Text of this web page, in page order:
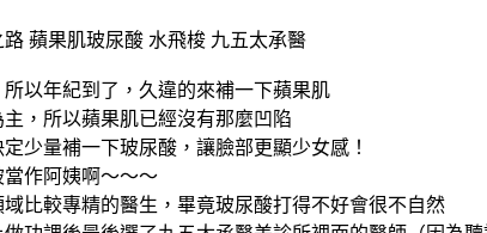
以年紀到了，久違的來補一下蘋果肌
，所以蘋果肌已經沒有那麼凹陷
少量補一下玻尿酸，讓臉部更顯少女感！
作阿姨啊～～～
比較專精的醫生，畢竟玻尿酸打得不好會很不自然